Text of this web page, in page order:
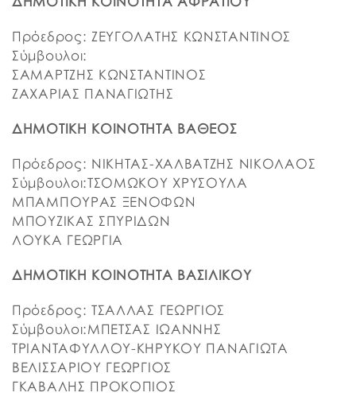
Πρόεδρος: ΖΕΥΓΟΛΑΤΗΣ ΚΩΝΣΤΑΝΤΙΝΟΣ
Σύμβουλοι:
ΣΑΜΑΡΤΖΗΣ ΚΩΝΣΤΑΝΤΙΝΟΣ
ΖΑΧΑΡΙΑΣ ΠΑΝΑΓΙΩΤΗΣ
ΔΗΜΟΤΙΚΗ ΚΟΙΝΟΤΗΤΑ ΒΑΘΕΟΣ
Πρόεδρος: ΝΙΚΗΤΑΣ-ΧΑΛΒΑΤΖΗΣ ΝΙΚΟΛΑΟΣ
Σύμβουλοι:ΤΣΟΜΩΚΟΥ ΧΡΥΣΟΥΛΑ
ΜΠΑΜΠΟΥΡΑΣ ΞΕΝΟΦΩΝ
ΜΠΟΥΖΙΚΑΣ ΣΠΥΡΙΔΩΝ
ΛΟΥΚΑ ΓΕΩΡΓΙΑ
ΔΗΜΟΤΙΚΗ ΚΟΙΝΟΤΗΤΑ ΒΑΣΙΛΙΚΟΥ
Πρόεδρος: ΤΣΑΛΛΑΣ ΓΕΩΡΓΙΟΣ
Σύμβουλοι:ΜΠΕΤΣΑΣ ΙΩΑΝΝΗΣ
ΤΡΙΑΝΤΑΦΥΛΛΟΥ-ΚΗΡΥΚΟΥ ΠΑΝΑΓΙΩΤΑ
ΒΕΛΙΣΣΑΡΙΟΥ ΓΕΩΡΓΙΟΣ
ΓΚΑΒΑΛΗΣ ΠΡΟΚΟΠΙΟΣ